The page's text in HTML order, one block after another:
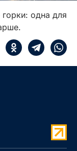
одна для